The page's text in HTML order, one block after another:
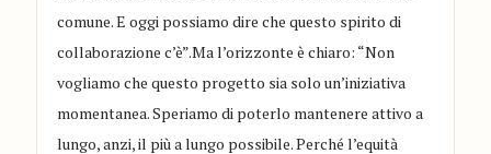
comune. E oggi possiamo dire che questo spirito di
collaborazione c’è”.Ma l’orizzonte è chiaro: “Non
vogliamo che questo progetto sia solo un’iniziativa
momentanea. Speriamo di poterlo mantenere attivo a
lungo, anzi, il più a lungo possibile. Perché l’equità